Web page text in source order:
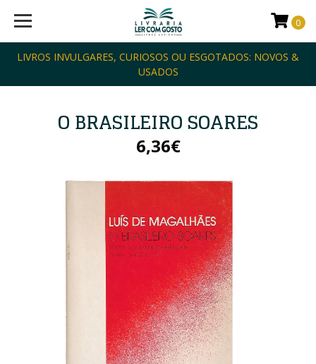
LIVROS INVULGARES, CURIOSOS OU ESGOTADOS: NOVOS &
USADOS
0
O BRASILEIRO SOARES
6,36€